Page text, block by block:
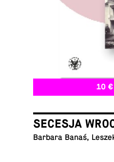
10 €
SECESJA
Barbara Banaś,